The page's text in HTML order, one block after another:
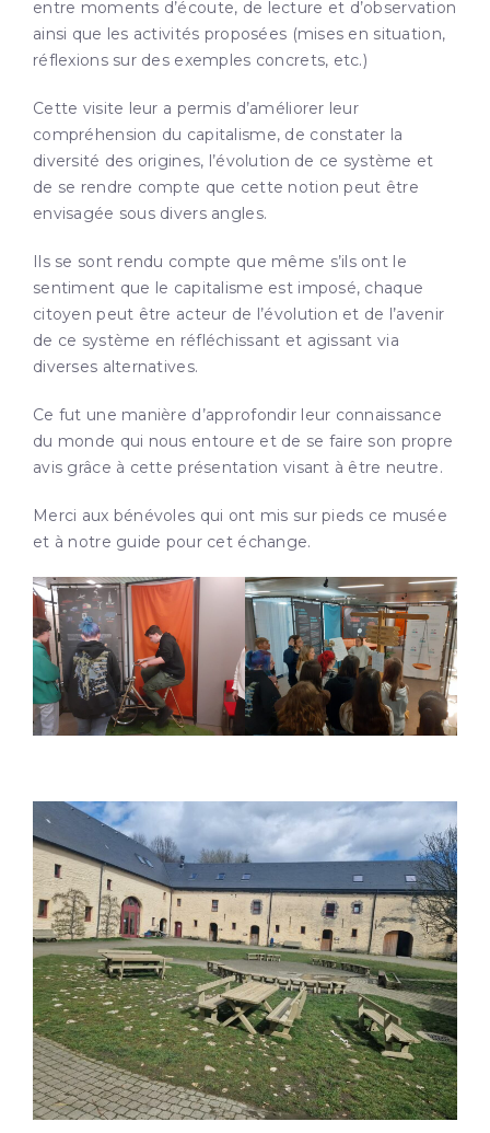
entre moments d’écoute, de lecture et d’observation
ainsi que les activités proposées (mises en situation,
réflexions sur des exemples concrets, etc.)
Cette visite leur a permis d’améliorer leur
compréhension du capitalisme, de constater la
diversité des origines, l’évolution de ce système et
de se rendre compte que cette notion peut être
envisagée sous divers angles.
Ils se sont rendu compte que même s’ils ont le
sentiment que le capitalisme est imposé, chaque
citoyen peut être acteur de l’évolution et de l’avenir
de ce système en réfléchissant et agissant via
diverses alternatives.
Ce fut une manière d’approfondir leur connaissance
du monde qui nous entoure et de se faire son propre
avis grâce à cette présentation visant à être neutre.
Merci aux bénévoles qui ont mis sur pieds ce musée
et à notre guide pour cet échange.